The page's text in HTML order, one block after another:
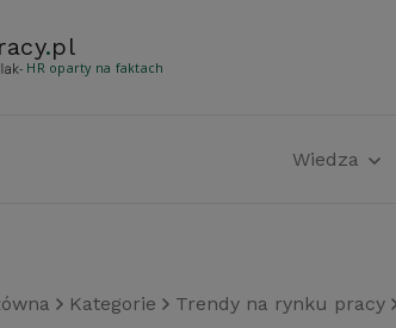
.pl
- HR oparty na faktach
Wiedza
Kategorie Trendy na rynku pracy